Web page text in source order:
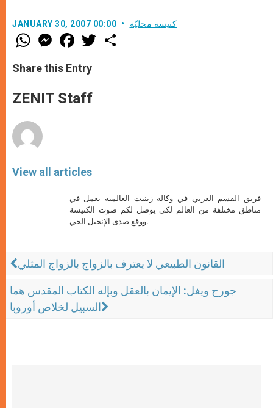
JANUARY 30, 2007 00:00 كنيسة محليّة
W
h
t
s
p
p
M
e
s
e
g
e
F
a
e
b
o
k
w
Share this Entry
ZENIT Staff
View all articles
فريق القسم العربي في وكالة زينيت العالمية يعمل في
مناطق مختلفة من العالم لكي يوصل لكم صوت الكنيسة
ووقع صدى الإنجيل الحي.
القانون الطبيعي لا يعترف بالزواج بالزواج المثلي
جورج ويغل: الإيمان بالعقل وبإله الكتاب المقدس هما
السبيل لخلاص أوروبا